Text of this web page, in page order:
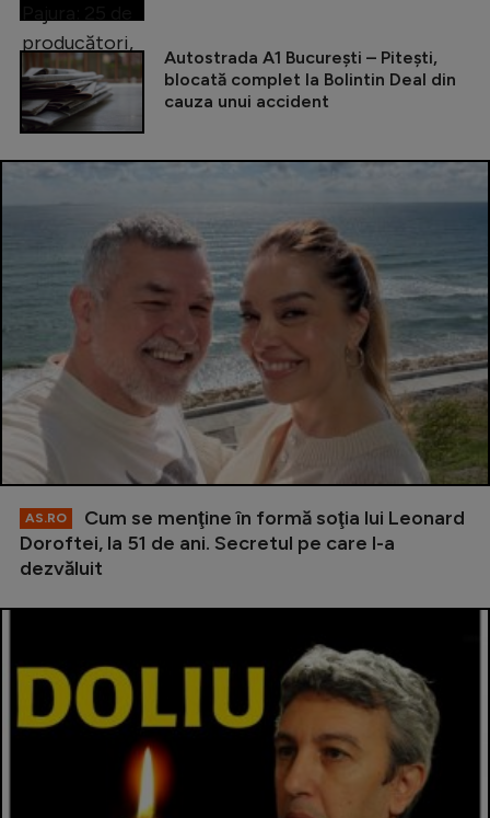
Autostrada A1 București – Pitești,
blocată complet la Bolintin Deal din
cauza unui accident
AS.RO
Cum se menţine în formă soţia lui Leonard
Doroftei, la 51 de ani. Secretul pe care l-a
dezvăluit